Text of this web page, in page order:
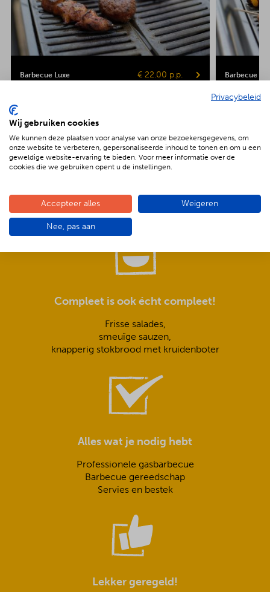
Barbecue Luxe € 22.00 p.p. Barbecue
Gepofte
De voordelen van BBQenzo.nl
Compleet is ook écht compleet!
Frisse salades,
smeuïge sauzen,
knapperig stokbrood met kruidenboter
Alles wat je nodig hebt
Professionele gasbarbecue
Barbecue gereedschap
Servies en bestek
Lekker geregeld!
Privacybeleid
Wij gebruiken cookies
We kunnen deze plaatsen voor analyse van onze bezoekersgegevens, om
onze website te verbeteren, gepersonaliseerde inhoud te tonen en om u een
geweldige website-ervaring te bieden. Voor meer informatie over de
cookies die we gebruiken opent u de instellingen.
Accepteer alles Weigeren
Nee, pas aan